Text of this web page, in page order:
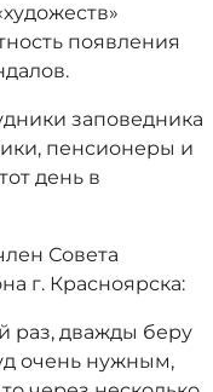
появления
заповедника
пенсионеры и
день в
Совета
г. Красноярска:
раз, дважды беру
очень нужным,